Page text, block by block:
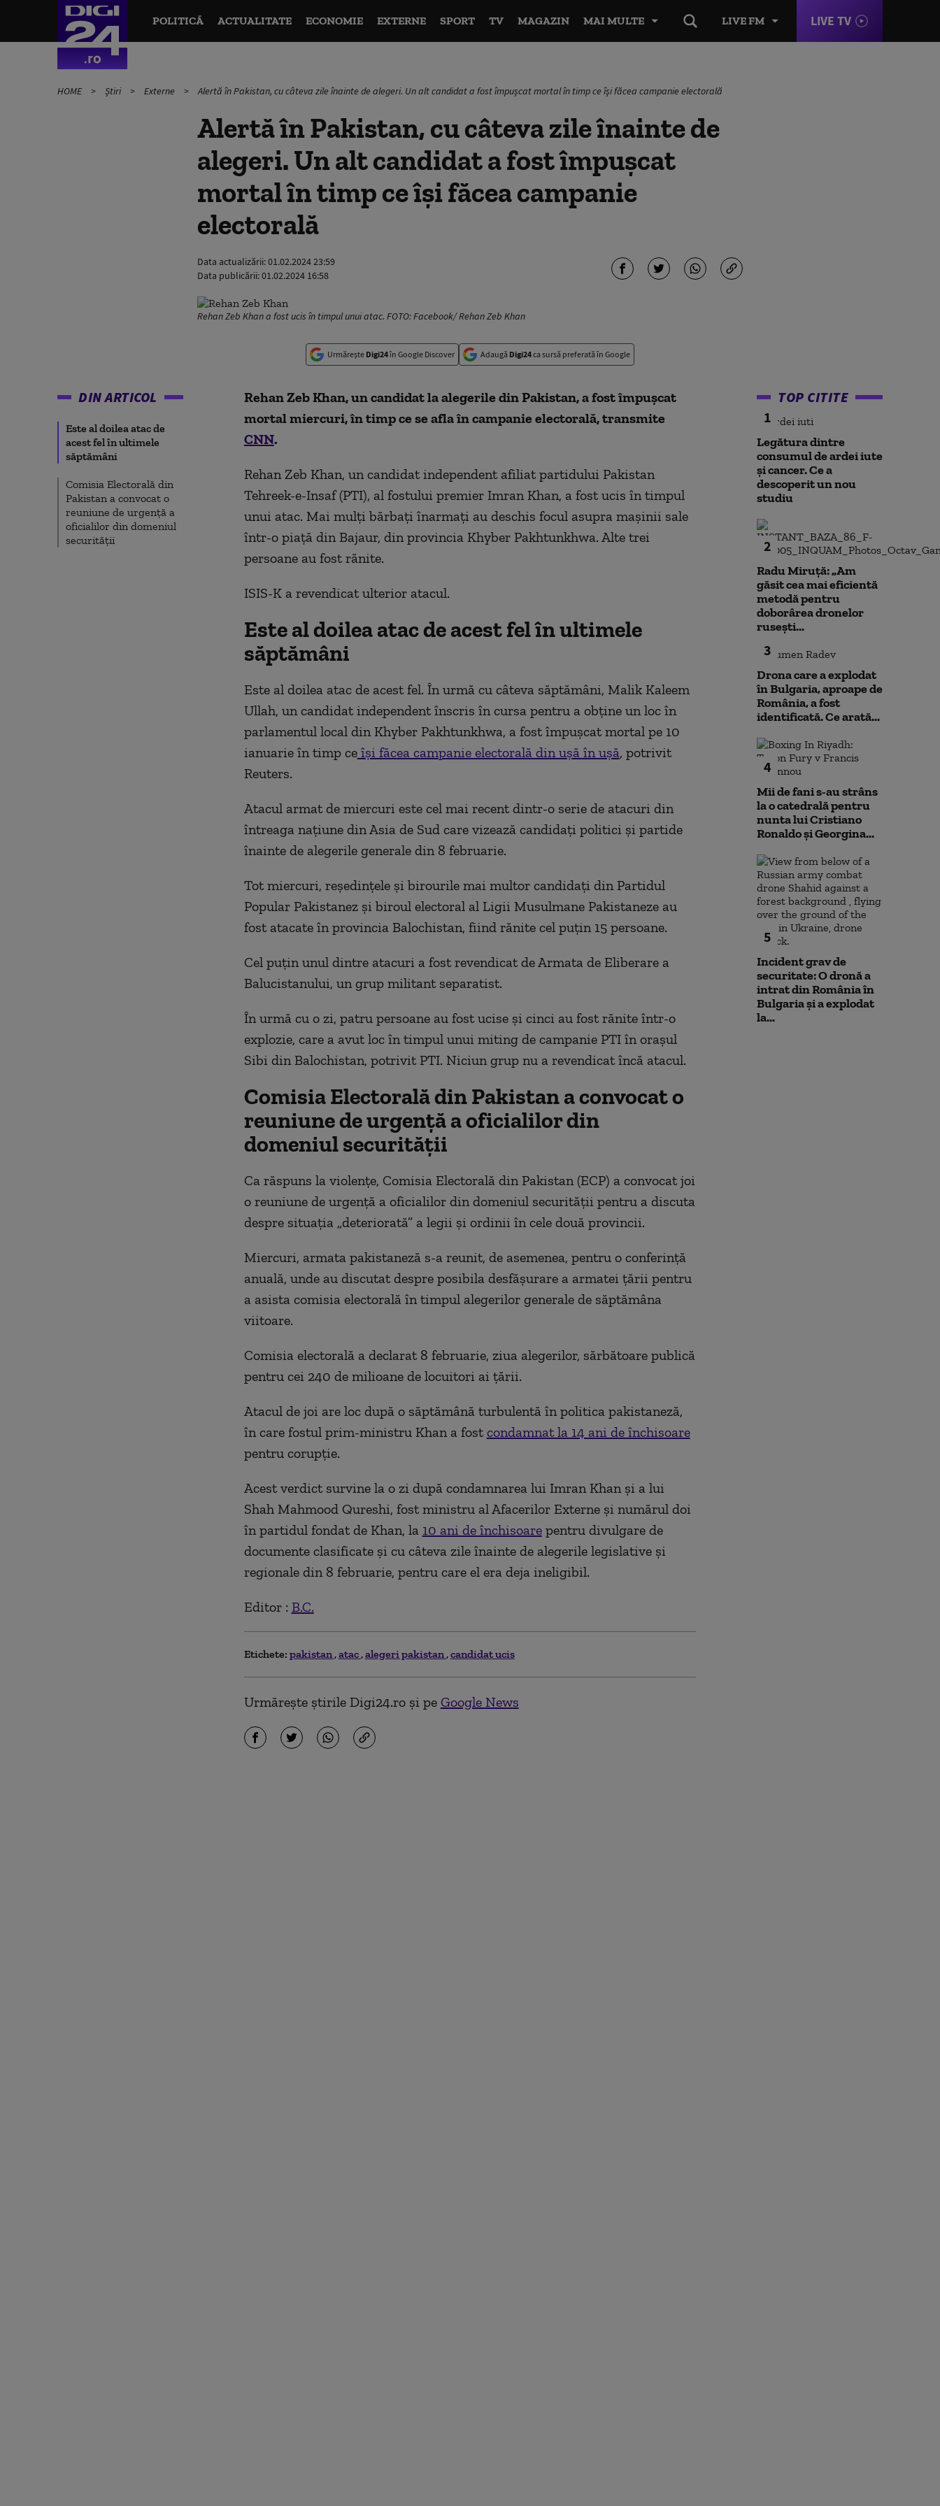
LIVE FM LIVE TV
POLITICĂ ACTUALITATE ECONOMIE EXTERNE SPORT TV MAGAZIN MAI MULTE
HOME Știri Externe Alertă în Pakistan, cu câteva zile înainte de alegeri. Un alt candidat a fost împușcat mortal în timp ce își făcea campanie electorală
Alertă în Pakistan, cu câteva zile înainte de
alegeri. Un alt candidat a fost împușcat
mortal în timp ce își făcea campanie
electorală
Data actualizării:01.02.2024 23:59
Data publicării:01.02.2024 16:58
Rehan Zeb Khan a fost ucis în timpul unui atac. FOTO: Facebook/ Rehan Zeb Khan
Urmărește Digi24în Google Discover Adaugă Digi24ca sursă preferată în Google
DIN ARTICOL
Este al doilea atac de
acest fel în ultimele
săptămâni
Comisia Electorală din
Pakistan a convocat o
reuniune de urgență a
oficialilor din domeniul
securității
Rehan Zeb Khan, un candidat la alegerile din Pakistan, a fost împușcat
mortal miercuri, în timp ce se afla în campanie electorală, transmite
CNN.
Rehan Zeb Khan, un candidat independent afiliat partidului Pakistan
Tehreek-e-Insaf (PTI), al fostului premier Imran Khan, a fost ucis în timpul
unui atac. Mai mulți bărbați înarmați au deschis focul asupra mașinii sale
într-o piață din Bajaur, din provincia Khyber Pakhtunkhwa. Alte trei
persoane au fost rănite.
ISIS-K a revendicat ulterior atacul.
Este al doilea atac de acest fel în ultimele
săptămâni
Este al doilea atac de acest fel. În urmă cu câteva săptămâni, Malik Kaleem
Ullah, un candidat independent înscris în cursa pentru a obține un loc în
parlamentul local din Khyber Pakhtunkhwa, a fost împușcat mortal pe 10
ianuarie în timp ceîși făcea campanie electorală din ușă în ușă, potrivit
Reuters.
Atacul armat de miercuri este cel mai recent dintr-o serie de atacuri din
întreaga națiune din Asia de Sud care vizează candidați politici și partide
înainte de alegerile generale din 8 februarie.
Tot miercuri, reședințele și birourile mai multor candidați din Partidul
Popular Pakistanez și biroul electoral al Ligii Musulmane Pakistaneze au
fost atacate în provincia Balochistan, fiind rănite cel puțin 15 persoane.
Cel puțin unul dintre atacuri a fost revendicat de Armata de Eliberare a
Balucistanului, un grup militant separatist.
În urmă cu o zi, patru persoane au fost ucise și cinci au fost rănite într-o
explozie, care a avut loc în timpul unui miting de campanie PTI în orașul
Sibi din Balochistan, potrivit PTI. Niciun grup nu a revendicat încă atacul.
Comisia Electorală din Pakistan a convocat o
reuniune de urgență a oficialilor din
domeniul securității
Ca răspuns la violențe, Comisia Electorală din Pakistan (ECP) a convocat joi
o reuniune de urgență a oficialilor din domeniul securității pentru a discuta
despre situația „deteriorată” a legii și ordinii în cele două provincii.
Miercuri, armata pakistaneză s-a reunit, de asemenea, pentru o conferință
anuală, unde au discutat despre posibila desfășurare a armatei țării pentru
a asista comisia electorală în timpul alegerilor generale de săptămâna
viitoare.
Comisia electorală a declarat 8 februarie, ziua alegerilor, sărbătoare publică
pentru cei 240 de milioane de locuitori ai țării.
Atacul de joi are loc după o săptămână turbulentă în politica pakistaneză,
în care fostul prim-ministru Khan a fost condamnat la 14 ani de închisoare
pentru corupție.
Acest verdict survine la o zi după condamnarea lui Imran Khan şi a lui
Shah Mahmood Qureshi, fost ministru al Afacerilor Externe şi numărul doi
în partidul fondat de Khan, la 10 ani de închisoarepentru divulgare de
documente clasificate şi cu câteva zile înainte de alegerile legislative şi
regionale din 8 februarie, pentru care el era deja ineligibil.
Editor : B.C.
Etichete: pakistan atac alegeri pakistan candidat ucis
Urmărește știrile Digi24.ro și pe Google News
TOP CITITE
1
Legătura dintre
consumul de ardei iute
și cancer. Ce a
descoperit un nou
studiu
2
Radu Miruță: „Am
găsit cea mai eficientă
metodă pentru
doborârea dronelor
rusești...
3
Drona care a explodat
în Bulgaria, aproape de
România, a fost
identificată. Ce arată...
4
Mii de fani s-au strâns
la o catedrală pentru
nunta lui Cristiano
Ronaldo şi Georgina...
5
Incident grav de
securitate: O dronă a
intrat din România în
Bulgaria şi a explodat
la...